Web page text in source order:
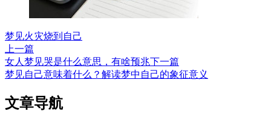
梦见火灾烧到自己
上一篇
女人梦见哭是什么意思，有啥预兆下一篇
梦见自己意味着什么？解读梦中自己的象征意义
文章导航